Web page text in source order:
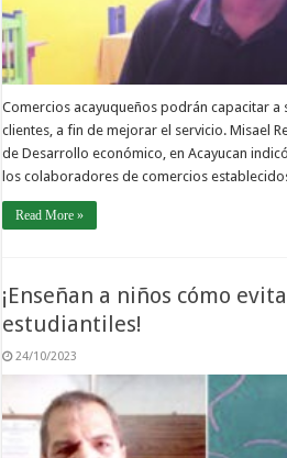
Comercios acayuqueños podrán capacitar a
clientes, a fin de mejorar el servicio. Misael
de Desarrollo económico, en Acayucan
los colaboradores de comercios
Read More »
¡Enseñan a niños cómo
estudiantiles!
24/10/2023